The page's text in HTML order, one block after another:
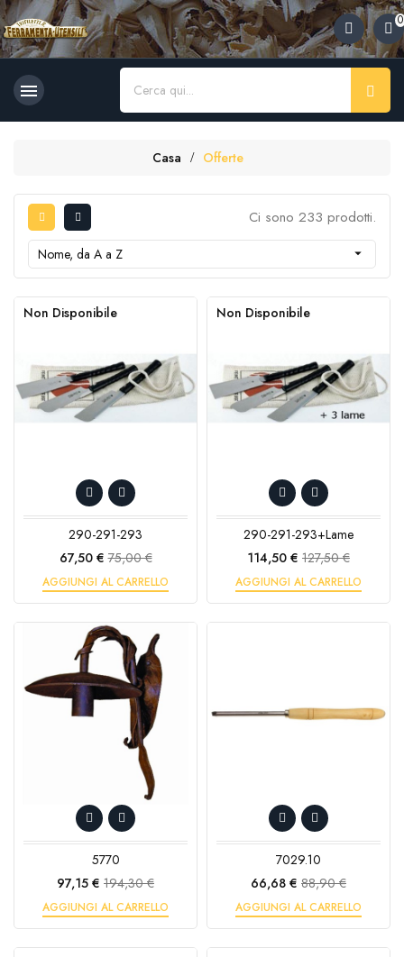
0

Casa Offerte
Ci sono 233 prodotti.
Nome, da A a Z 
Non Disponibile
290-291-293
Prezzo
67,50 € Prezzo
base
75,00 €
AGGIUNGI AL CARRELLO
Non Disponibile
290-291-293+lame
Prezzo
114,50 € Prezzo
base
127,50 €
AGGIUNGI AL CARRELLO
5770
Prezzo
97,15 € Prezzo
base
194,30 €
AGGIUNGI AL CARRELLO
7029.10
Prezzo
66,68 € Prezzo
base
88,90 €
AGGIUNGI AL CARRELLO